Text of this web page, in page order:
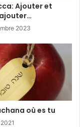
Ajouter et
2023
où es tu